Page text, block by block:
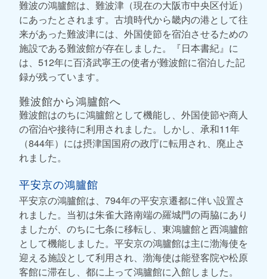
難波の鴻臚館は、難波津（現在の大阪市中央区付近）
にあったとされます。古墳時代から畿内の港として往
来があった難波津には、外国使節を宿泊させるための
施設である難波館が存在しました。『日本書紀』に
は、512年に百済武寧王の使者が難波館に宿泊した記
録が残っています。
難波館から鴻臚館へ
難波館はのちに鴻臚館として機能し、外国使節や商人
の宿泊や接待に利用されました。しかし、承和11年
（844年）には摂津国国府の政庁に転用され、廃止さ
れました。
平安京の鴻臚館
平安京の鴻臚館は、794年の平安京遷都に伴い設置さ
れました。当初は朱雀大路南端の羅城門の両脇にあり
ましたが、のちに七条に移転し、東鴻臚館と西鴻臚館
として機能しました。平安京の鴻臚館は主に渤海使を
迎える施設として利用され、渤海使は能登客院や松原
客館に滞在し、都に上って鴻臚館に入館しました。